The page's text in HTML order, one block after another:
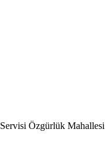
Özgürlük Mahallesi